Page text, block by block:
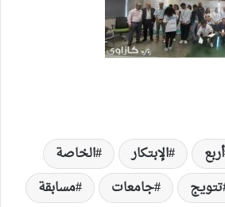
أربع الإبتكار
الخاصة
تتويج جامعات مسابقة